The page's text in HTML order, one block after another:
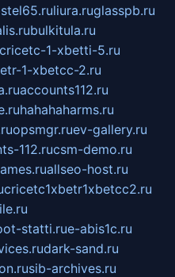
liura.ruglasspb.ru
bulkitula.ru
1-xbetti-5.ru
1-xbetcc-2.ru
accounts112.ru
hahahaharms.ru
opsmgr.ruev-gallery.ru
112.rucsm-demo.ru
allseo-host.ru
cricetc1xbetr1xbetcc2.ru
statti.rue-abis1c.ru
dark-sand.ru
sib-archives.ru